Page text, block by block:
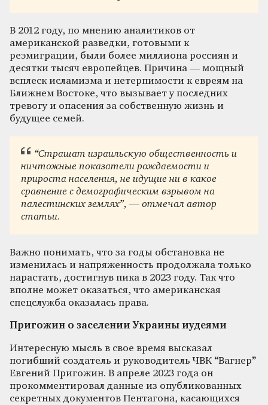
В 2012 году, по мнению аналитиков от
американской разведки, готовыми к
реэмиграции, были более миллиона россиян и
десятки тысяч европейцев. Причина — мощный
всплеск исламизма и нетерпимости к евреям на
Ближнем Востоке, что вызывает у последних
тревогу и опасения за собственную жизнь и
будущее семей.
“Страшат израильскую общественность и
ничтожные показатели рождаемости и
прироста населения, не идущие ни в какое
сравнение с демографическим взрывом на
палестинских землях”, — отмечал автор
статьи.
Важно понимать, что за годы обстановка не
изменилась и напряженность продолжала только
нарастать, достигнув пика в 2023 году. Так что
вполне может оказаться, что американская
спецслужба оказалась права.
Пригожин о заселении Украины иудеями
Интересную мысль в свое время высказал
погибший создатель и руководитель ЧВК “Вагнер”
Евгений Пригожин. В апреле 2023 года он
прокомментировал данные из опубликованных
секретных документов Пентагона, касающихся